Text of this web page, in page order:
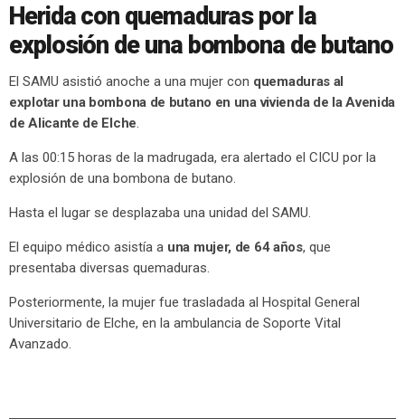
Herida con quemaduras por la
explosión de una bombona de butano
El SAMU asistió anoche a una mujer con quemaduras al
explotar una bombona de butano en una vivienda de la Avenida
de Alicante de Elche.
A las 00:15 horas de la madrugada, era alertado el CICU por la
explosión de una bombona de butano.
Hasta el lugar se desplazaba una unidad del SAMU.
El equipo médico asistía a una mujer, de 64 años, que
presentaba diversas quemaduras.
Posteriormente, la mujer fue trasladada al Hospital General
Universitario de Elche, en la ambulancia de Soporte Vital
Avanzado.